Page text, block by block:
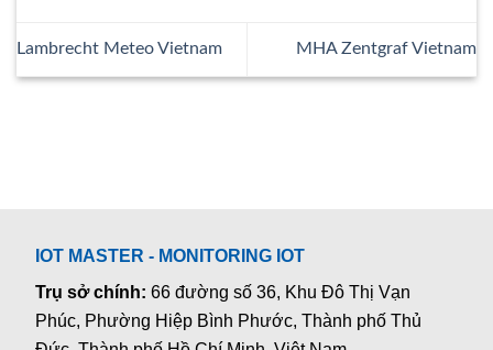
Lambrecht Meteo Vietnam MHA Zentgraf Vietnam
IOT MASTER - MONITORING IOT
Trụ sở chính:66 đường số 36, Khu Đô Thị Vạn
Phúc, Phường Hiệp Bình Phước, Thành phố Thủ